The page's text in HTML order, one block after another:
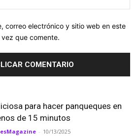
correo electrónico y sitio web en este
que comente.
para hacer panqueques en
de 15 minutos
- 10/13/2025